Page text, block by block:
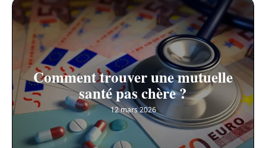
Comment trouver une mutuelle
santé pas chère ?
12 mars 2026